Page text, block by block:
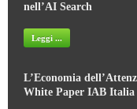
nell’AI Search
Leggi ...
L’Economia
White Paper IAB Italia